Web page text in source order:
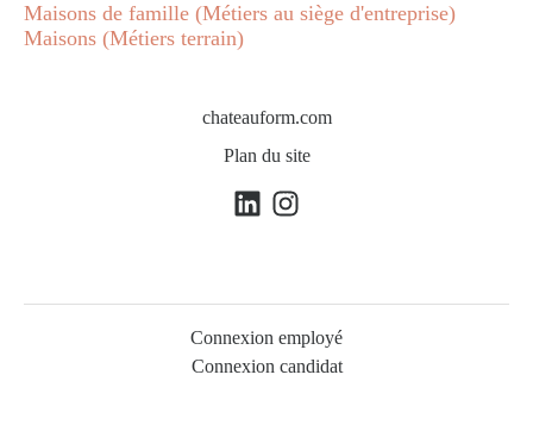
Maisons de famille (Métiers au siège d'entreprise)
Maisons (Métiers terrain)
chateauform.com
Plan du site
Connexion employé
Connexion candidat